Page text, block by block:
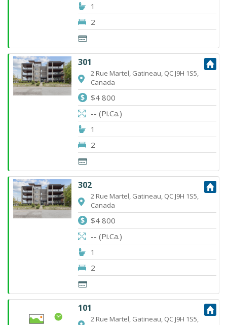
1
2
301
2 Rue Martel, Gatineau, QC J9H 1S5,
Canada
$4 800
-- (Pi.Ca.)
1
2
302
2 Rue Martel, Gatineau, QC J9H 1S5,
Canada
$4 800
-- (Pi.Ca.)
1
2
101
2 Rue Martel, Gatineau, QC J9H 1S5,